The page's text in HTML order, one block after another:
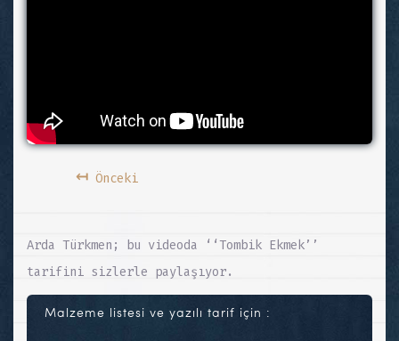
↤Önceki
Arda Türkmen; bu videoda ‘‘Tombik Ekmek’’
tarifini sizlerle paylaşıyor.
Malzeme listesi ve yazılı tarif için :